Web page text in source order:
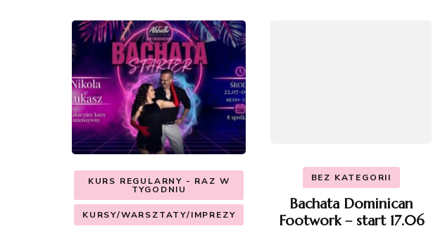
KURS REGULARNY - RAZ W
TYGODNIU
KURSY/WARSZTATY/IMPREZY
BEZ KATEGORII
Bachata Dominican
Footwork – start 17.06